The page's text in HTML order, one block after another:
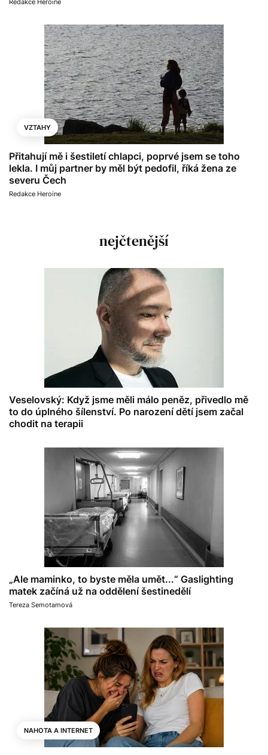
VZTAHY
Přitahují mě i šestiletí chlapci, poprvé jsem se toho
lekla. I můj partner by měl být pedofil, říká žena ze
severu Čech
Redakce Heroine
nejčtenější
Veselovský: Když jsme měli málo peněz, přivedlo mě
to do úplného šílenství. Po narození dětí jsem začal
chodit na terapii
„Ale maminko, to byste měla umět...“ Gaslighting
matek začíná už na oddělení šestinedělí
Tereza Semotamová
NAHOTA A INTERNET